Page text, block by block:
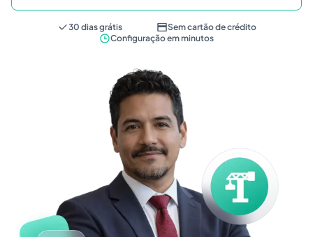
30 dias grátis
Sem cartão de crédito
Configuração em minutos